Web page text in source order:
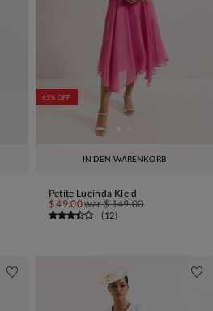
IN DEN WARENKORB
65% OFF
Petite Lucinda Kleid
$ 49.00war$ 149.00
(12)